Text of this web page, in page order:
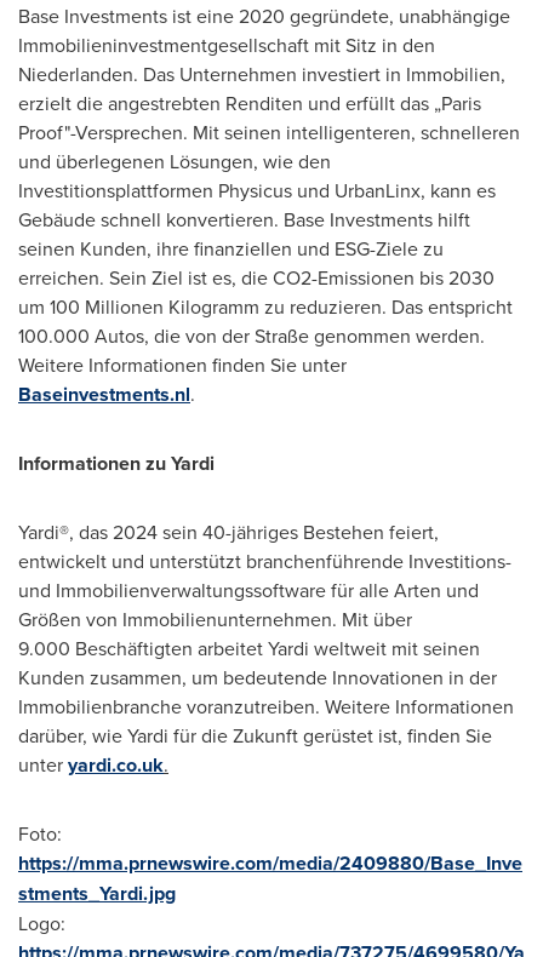
Base Investments ist eine 2020 gegründete, unabhängige
Immobilieninvestmentgesellschaft mit Sitz in den
Niederlanden. Das Unternehmen investiert in Immobilien,
erzielt die angestrebten Renditen und erfüllt das „Paris
Proof"-Versprechen. Mit seinen intelligenteren, schnelleren
und überlegenen Lösungen, wie den
Investitionsplattformen Physicus und UrbanLinx, kann es
Gebäude schnell konvertieren. Base Investments hilft
seinen Kunden, ihre finanziellen und ESG-Ziele zu
erreichen. Sein Ziel ist es, die CO2-Emissionen bis 2030
um 100 Millionen Kilogramm zu reduzieren. Das entspricht
100.000 Autos, die von der Straße genommen werden.
Weitere Informationen finden Sie unter
Baseinvestments.nl.
Informationen zu Yardi
Yardi®, das 2024 sein 40-jähriges Bestehen feiert,
entwickelt und unterstützt branchenführende Investitions-
und Immobilienverwaltungssoftware für alle Arten und
Größen von Immobilienunternehmen. Mit über
9.000 Beschäftigten arbeitet Yardi weltweit mit seinen
Kunden zusammen, um bedeutende Innovationen in der
Immobilienbranche voranzutreiben. Weitere Informationen
darüber, wie Yardi für die Zukunft gerüstet ist, finden Sie
unteryardi.co.uk.
Foto:
https://mma.prnewswire.com/media/2409880/Base_Inve
stments_Yardi.jpg
Logo: